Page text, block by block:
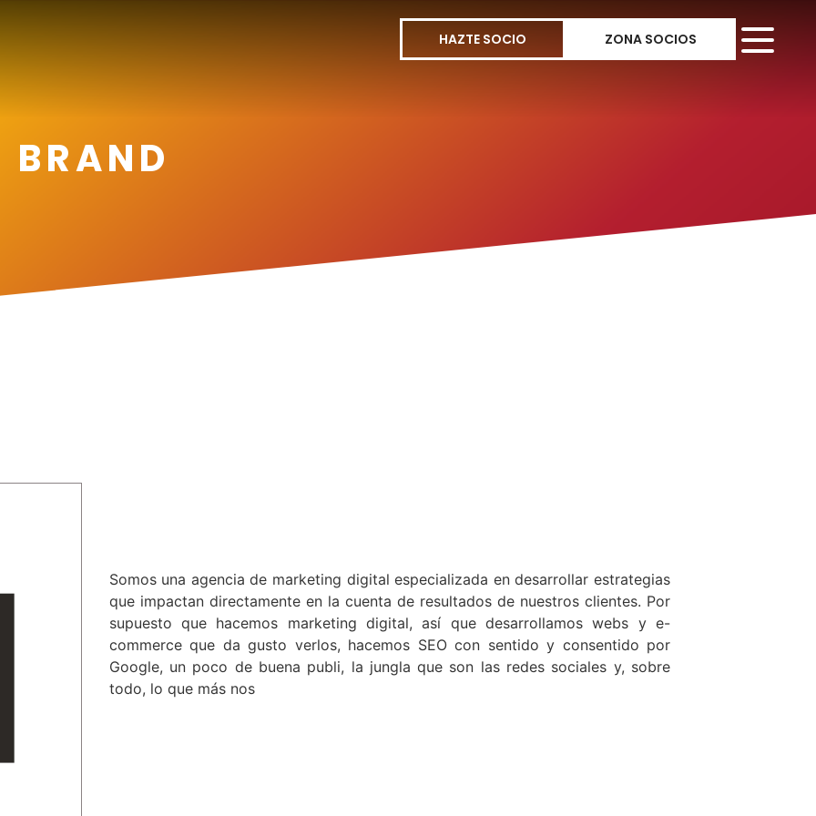
HAZTE SOCIO ZONA SOCIOS
Somos una agencia de marketing digital especializada en desarrollar estrategias
que impactan directamente en la cuenta de resultados de nuestros clientes. Por
supuesto que hacemos marketing digital, así que desarrollamos webs y e-
commerce que da gusto verlos, hacemos SEO con sentido y consentido por
Google, un poco de buena publi, la jungla que son las redes sociales y, sobre
todo, lo que más nos